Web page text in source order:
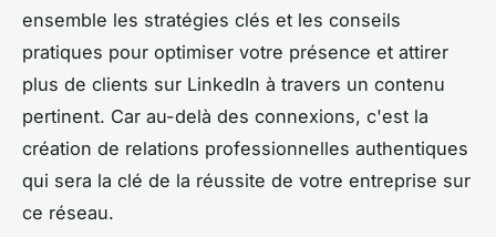
ensemble les stratégies clés et les conseils
pratiques pour optimiser votre présence et attirer
plus de clients sur LinkedIn à travers un contenu
pertinent. Car au-delà des connexions, c'est la
création de relations professionnelles authentiques
qui sera la clé de la réussite de votre entreprise sur
ce réseau.